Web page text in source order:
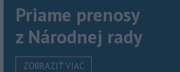
Priame prenosy
z Národnej rady
ZOBRAZIŤ VIAC